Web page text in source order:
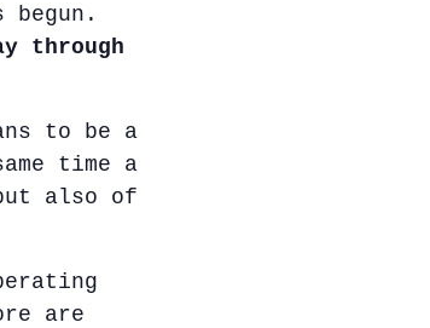
through
to be a
time a
also of
are